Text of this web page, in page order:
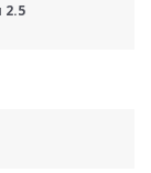
2.5